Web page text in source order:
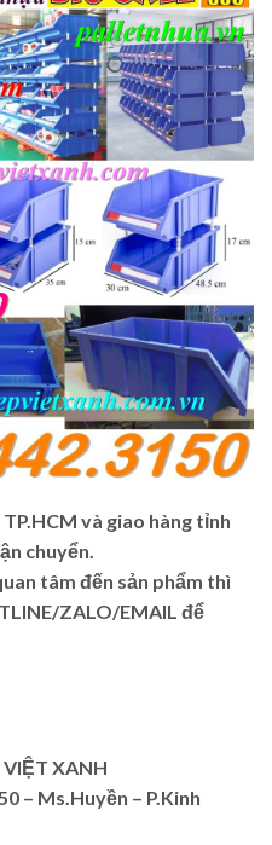
và giao hàng tỉnh
chuyển.
tâm đến sản phẩm thì
ZALO/EMAIL để
XANH
– Ms.Huyền – P.Kinh